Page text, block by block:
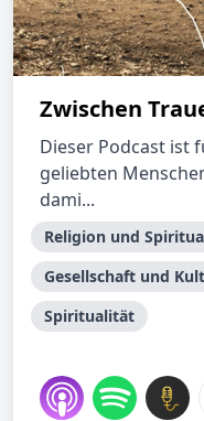
Zwischen
Dieser Podcast ist
geliebten
dami...
Religion und
Gesellschaft und
Spiritualität